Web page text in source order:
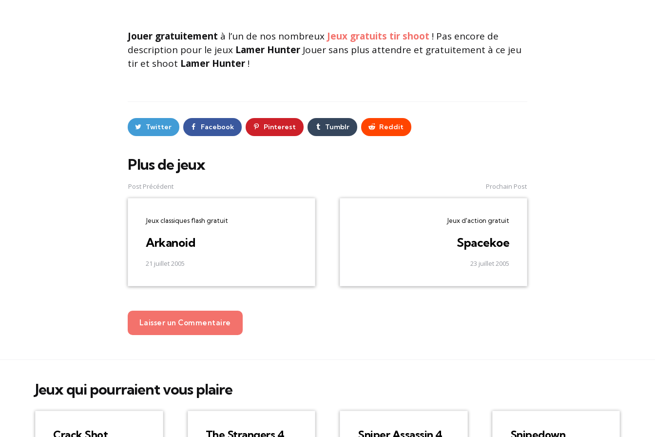
Jouer gratuitement à l’un de nos nombreux Jeux gratuits tir shoot ! Pas encore de
description pour le jeux Lamer Hunter Jouer sans plus attendre et gratuitement à ce jeu
tir et shoot Lamer Hunter !
Twitter Facebook Pinterest Tumblr Reddit
Plus de jeux
Post
navigation
Post Précédent
Jeux classiques flash gratuit
Arkanoid
21 juillet 2005
Prochain Post
Jeux d'action gratuit
Spacekoe
23 juillet 2005
Laisser un Commentaire
Jeux qui pourraient vous plaire